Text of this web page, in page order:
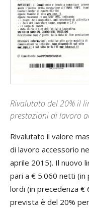
Rivalutato del 20% il
prestazioni di lavoro
Rivalutato il valore
di lavoro accessorio
aprile 2015). Il nuovo
pari a € 5.060 netti (in
lordi (in precedenza €
prevista è del 20%